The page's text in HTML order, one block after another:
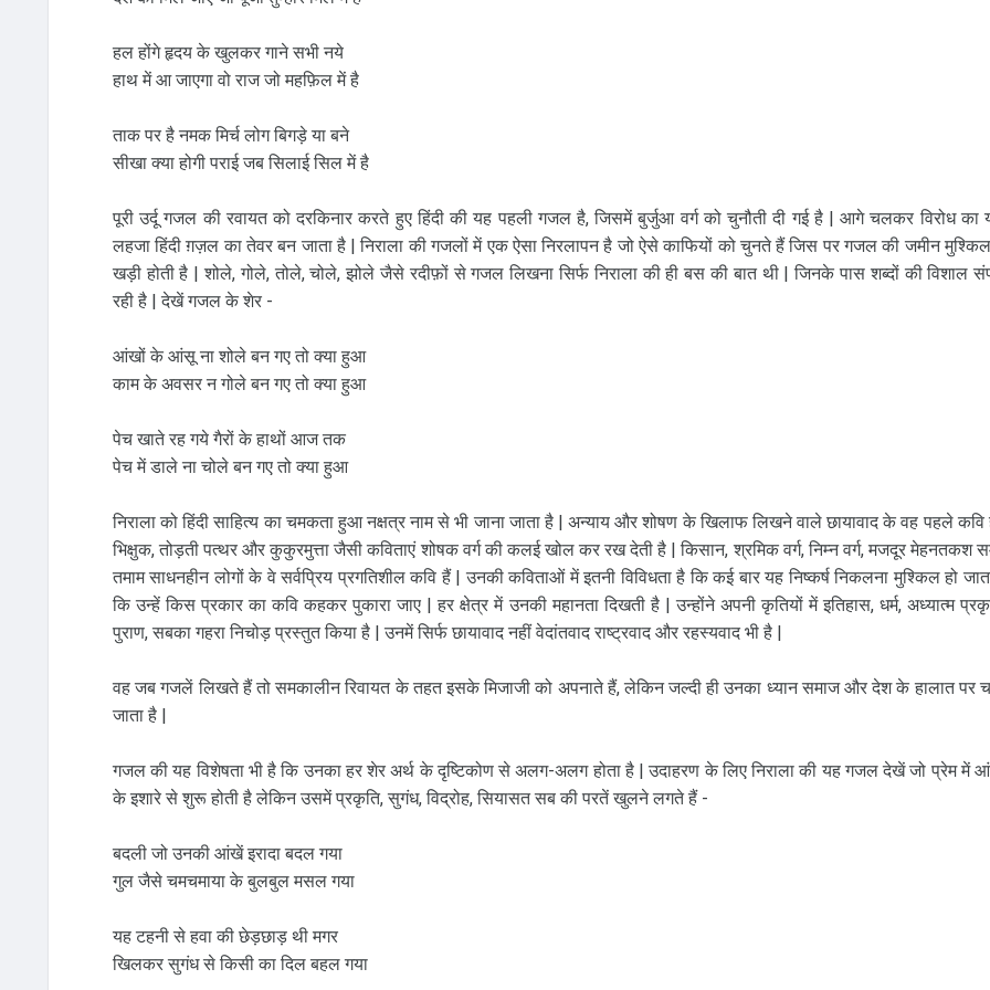
हल होंगे हृदय के खुलकर गाने सभी नये
हाथ में आ जाएगा वो राज जो महफ़िल में है
ताक पर है नमक मिर्च लोग बिगड़े या बने
सीखा क्या होगी पराई जब सिलाई सिल में है
पूरी उर्दू गजल की रवायत को दरकिनार करते हुए हिंदी की यह पहली गजल है, जिसमें बुर्जुआ वर्ग को चुनौती दी गई है | आगे चलकर विरोध का
लहजा हिंदी ग़ज़ल का तेवर बन जाता है | निराला की गजलों में एक ऐसा निरलापन है जो ऐसे काफियों को चुनते हैं जिस पर गजल की जमीन
खड़ी होती है | शोले, गोले, तोले, चोले, झोले जैसे रदीफ़ों से गजल लिखना सिर्फ निराला की ही बस की बात थी | जिनके पास शब्दों की विशाल
रही है | देखें गजल के शेर -
आंखों के आंसू ना शोले बन गए तो क्या हुआ
काम के अवसर न गोले बन गए तो क्या हुआ
पेच खाते रह गये गैरों के हाथों आज तक
पेच में डाले ना चोले बन गए तो क्या हुआ
निराला को हिंदी साहित्य का चमकता हुआ नक्षत्र नाम से भी जाना जाता है | अन्याय और शोषण के खिलाफ लिखने वाले छायावाद के वह पहले कवि
भिक्षुक, तोड़ती पत्थर और कुकुरमुत्ता जैसी कविताएं शोषक वर्ग की कलई खोल कर रख देती है | किसान, श्रमिक वर्ग, निम्न वर्ग, मजदूर मेहनतकश
तमाम साधनहीन लोगों के वे सर्वप्रिय प्रगतिशील कवि हैं | उनकी कविताओं में इतनी विविधता है कि कई बार यह निष्कर्ष निकलना मुश्किल हो
कि उन्हें किस प्रकार का कवि कहकर पुकारा जाए | हर क्षेत्र में उनकी महानता दिखती है | उन्होंने अपनी कृतियों में इतिहास, धर्म, अध्यात्म
पुराण, सबका गहरा निचोड़ प्रस्तुत किया है | उनमें सिर्फ छायावाद नहीं वेदांतवाद राष्ट्रवाद और रहस्यवाद भी है |
वह जब गजलें लिखते हैं तो समकालीन रिवायत के तहत इसके मिजाजी को अपनाते हैं, लेकिन जल्दी ही उनका ध्यान समाज और देश के हालात पर
जाता है |
गजल की यह विशेषता भी है कि उनका हर शेर अर्थ के दृष्टिकोण से अलग-अलग होता है | उदाहरण के लिए निराला की यह गजल देखें जो प्रेम में
के इशारे से शुरू होती है लेकिन उसमें प्रकृति, सुगंध, विद्रोह, सियासत सब की परतें खुलने लगते हैं -
बदली जो उनकी आंखें इरादा बदल गया
गुल जैसे चमचमाया के बुलबुल मसल गया
यह टहनी से हवा की छेड़छाड़ थी मगर
खिलकर सुगंध से किसी का दिल बहल गया